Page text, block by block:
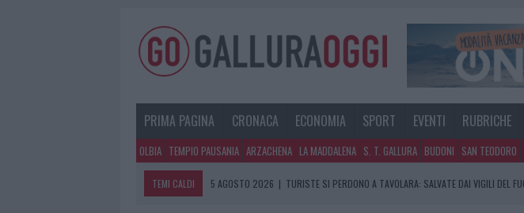
PRIMA PAGINA CRONACA ECONOMIA SPORT EVENTI RUBRICHE
OLBIA TEMPIO PAUSANIA ARZACHENA LA MADDALENA S. T. GALLURA BUDONI SAN TEODORO
TEMI CALDI 5 AGOSTO 2026 | METEO OLBIA 6 AGOSTO, MIGLIORA IL TEMPO IN GALLURA